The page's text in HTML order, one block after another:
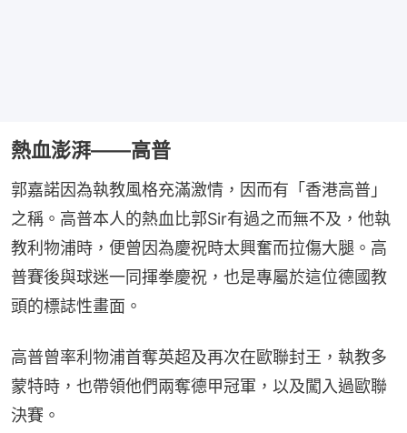
熱血澎湃——高普
郭嘉諾因為執教風格充滿激情，因而有「香港高普」
之稱。高普本人的熱血比郭Sir有過之而無不及，他執
教利物浦時，便曾因為慶祝時太興奮而拉傷大腿。高
普賽後與球迷一同揮拳慶祝，也是專屬於這位德國教
頭的標誌性畫面。
高普曾率利物浦首奪英超及再次在歐聯封王，執教多
蒙特時，也帶領他們兩奪德甲冠軍，以及闖入過歐聯
決賽。